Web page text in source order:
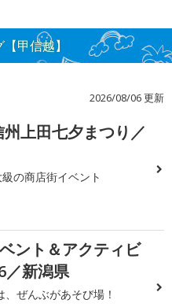
甲信越】
2026/08/06 更新
上田七夕まつり／
の商店街イベント
ント＆アクティビ
／新潟県
、ぜんぶがあそび場！